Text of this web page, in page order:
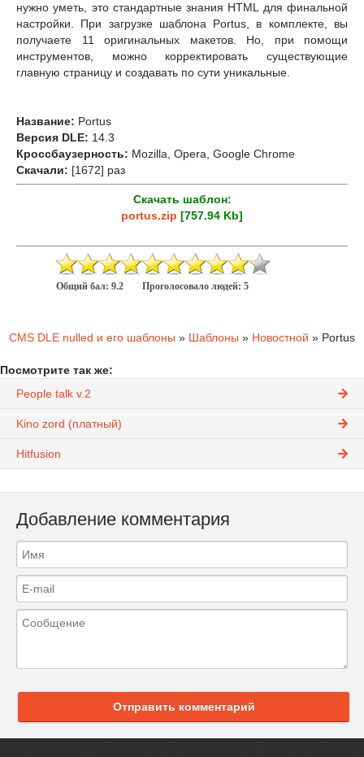
нужно уметь, это стандартные знания HTML для финальной
настройки. При загрузке шаблона Portus, в комплекте, вы
получаете 11 оригинальных макетов. Но, при помощи
инструментов, можно корректировать существующие
главную страницу и создавать по сути уникальные.
Название: Portus
Версия DLE: 14.3
Кроссбаузерность: Mozilla, Opera, Google Chrome
Скачали: [1672] раз
Скачать шаблон:
portus.zip [757.94 Kb]
Общий бал: 9.2 Проголосовало людей: 5
CMS DLE nulled и его шаблоны » Шаблоны » Новостной » Portus
Посмотрите так же:
People talk v.2
Kino zord (платный)
Hitfusion
Добавление комментария
Отправить комментарий